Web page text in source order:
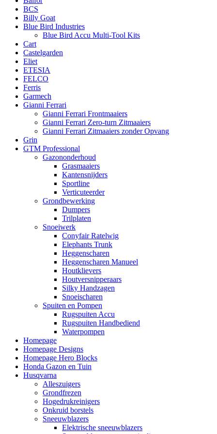
BCS
Billy Goat
Blue Bird Industries
Blue Bird Accu Multi-Tool Kits
Cart
Castelgarden
Eliet
ETESIA
FELCO
Ferris
Garmech
Gianni Ferrari
Gianni Ferrari Frontmaaiers
Gianni Ferrari Zero-turn Zitmaaiers
Gianni Ferrari Zitmaaiers zonder Opvang
Grin
GTM Professional
Gazononderhoud
Grasmaaiers
Kantensnijders
Sportline
Verticuteerder
Grondbewerking
Dumpers
Trilplaten
Snoeiwerk
Conyfair Ratelwig
Elephants Trunk
Heggenscharen
Heggenscharen Manueel
Houtklievers
Houtversnipperaars
Silky Handzagen
Snoeischaren
Spuiten en Pompen
Rugspuiten Accu
Rugspuiten Handbediend
Waterpompen
Homepage
Homepage Designs
Homepage Hero Blocks
Honda Gazon en Tuin
Husqvarna
Alleszuigers
Grondfrezen
Hogedrukreinigers
Onkruid borstels
Sneeuwblazers
Elektrische sneeuwblazers